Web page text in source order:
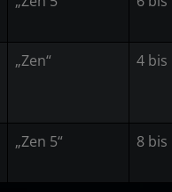
„Zen“ 4 bis
„Zen 5“ 8 bis